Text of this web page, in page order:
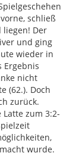
schließ
liegen! Der
und ging
wieder in
Ergebnis
nicht
(62.). Doch
zurück.
zum 3:2-
wurde.